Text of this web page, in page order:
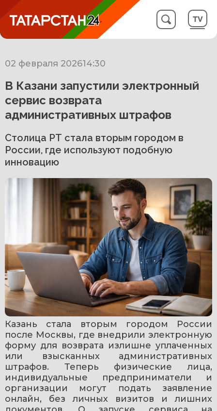
02 февраля 202614:30
В Казани запустили электронный
сервис возврата
административных штрафов
Столица РТ стала вторым городом в
России, где используют подобную
инновацию
Казань стала вторым городом России
после Москвы, где внедрили электронную
форму для возврата излишне уплаченных
или взысканных административных
штрафов. Теперь физические лица,
индивидуальные предприниматели и
организации могут подать заявление
онлайн, без личных визитов и лишних